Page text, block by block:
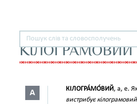
КІЛОГРАМОВИЙ
А КІЛОГРА́МО́ВИЙ, а, е.
вистрибує